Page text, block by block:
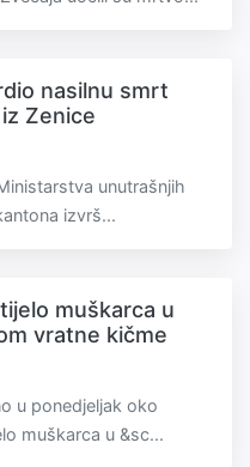
nasilnu smrt
Zenice
unutrašnjih
izvrš...
muškarca u
vratne kičme
u ponedjeljak oko
muškarca u &sc...